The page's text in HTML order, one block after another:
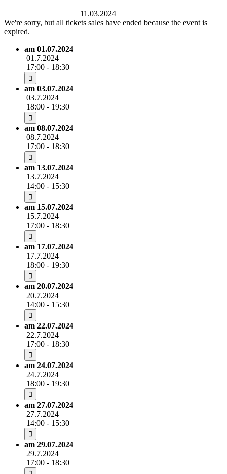
11.03.2024
We're sorry, but all tickets sales have ended because the event is
expired.
am 01.07.2024
01.7.2024
17:00 - 18:30
am 03.07.2024
03.7.2024
18:00 - 19:30
am 08.07.2024
08.7.2024
17:00 - 18:30
am 13.07.2024
13.7.2024
14:00 - 15:30
am 15.07.2024
15.7.2024
17:00 - 18:30
am 17.07.2024
17.7.2024
18:00 - 19:30
am 20.07.2024
20.7.2024
14:00 - 15:30
am 22.07.2024
22.7.2024
17:00 - 18:30
am 24.07.2024
24.7.2024
18:00 - 19:30
am 27.07.2024
27.7.2024
14:00 - 15:30
am 29.07.2024
29.7.2024
17:00 - 18:30